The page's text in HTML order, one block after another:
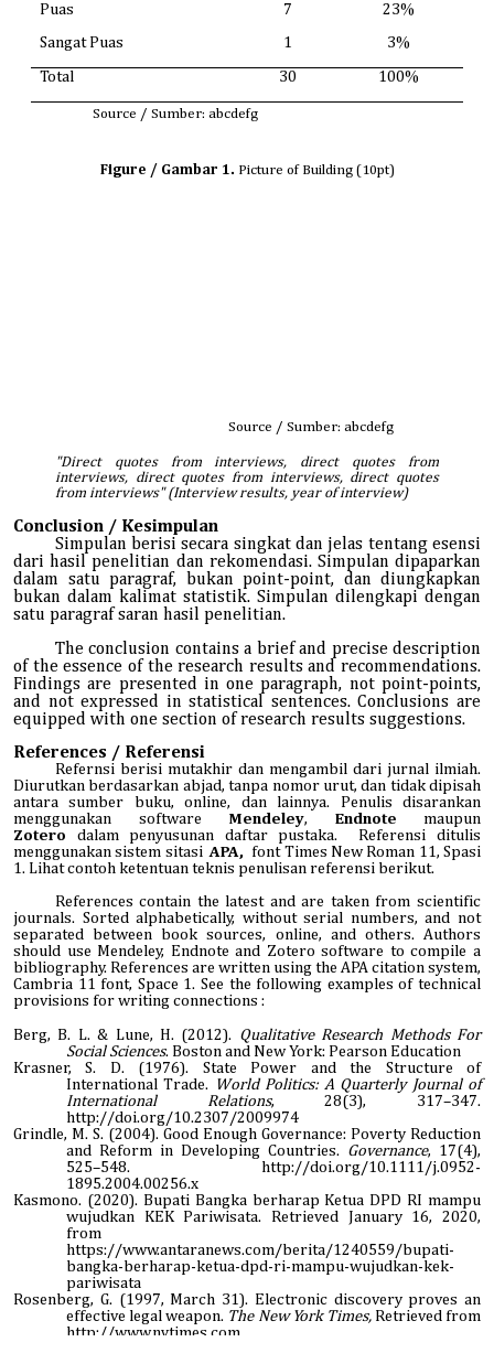
Puas 7 23%
Sangat Puas 1 3%
Total 30 100%
Source / Sumber: abcdefg
Figure / Gambar 1. Picture of Building (10pt)
Source / Sumber: abcdefg
"Direct quotes from interviews, direct quotes from
interviews, direct quotes from interviews, direct quotes
from interviews" (Interview results, year of interview)
Conclusion / Kesimpulan
Simpulan berisi secara singkat dan jelas tentang esensi
dari hasil penelitian dan rekomendasi. Simpulan dipaparkan
dalam satu paragraf, bukan point-point, dan diungkapkan
bukan dalam kalimat statistik. Simpulan dilengkapi dengan
satu paragraf saran hasil penelitian.
The conclusion contains a brief and precise description
of the essence of the research results and recommendations.
Findings are presented in one paragraph, not point-points,
and not expressed in statistical sentences. Conclusions are
equipped with one section of research results suggestions.
References / Referensi
Refernsi berisi mutakhir dan mengambil dari jurnal ilmiah.
Diurutkan berdasarkan abjad, tanpa nomor urut, dan tidak dipisah
antara sumber buku, online, dan lainnya. Penulis disarankan
menggunakan software Mendeley, Endnote maupun
Zotero dalam penyusunan daftar pustaka. Referensi ditulis
menggunakan sistem sitasiAPA, font Times New Roman 11, Spasi
1. Lihat contoh ketentuan teknis penulisan referensi berikut.
References contain the latest and are taken from scientific
journals. Sorted alphabetically, without serial numbers, and not
separated between book sources, online, and others. Authors
should use Mendeley, Endnote and Zotero software to compile a
bibliography. References are written using the APA citation system,
Cambria 11 font, Space 1. See the following examples of technical
provisions for writing connections :
Berg, B. L. & Lune, H. (2012). Qualitative Research Methods For
Social Sciences. Boston and New York: Pearson Education
Krasner, S. D. (1976). State Power and the Structure of
International Trade.
World Politics: A Quarterly Journal of
International Relations, 28(3), 317–347.
http://doi.org/10.2307/2009974
Grindle, M. S. (2004). Good Enough Governance: Poverty Reduction
and Reform in Developing Countries. Governance, 17(4),
525–548. http://doi.org/10.1111/j.0952-
1895.2004.00256.x
Kasmono. (2020). Bupati Bangka berharap Ketua DPD RI mampu
wujudkan KEK Pariwisata. Retrieved January 16, 2020,
from
https://www.antaranews.com/berita/1240559/bupati-
bangka-berharap-ketua-dpd-ri-mampu-wujudkan-kek-
pariwisata
Rosenberg, G. (1997, March 31). Electronic discovery proves an
effective legal weapon. The New York Times,Retrieved from
http://www.nytimes.com